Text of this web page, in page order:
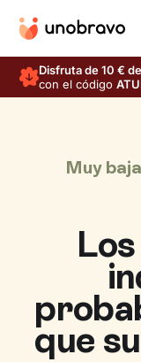
Disfruta de 10 €
con el código
Muy baja
que